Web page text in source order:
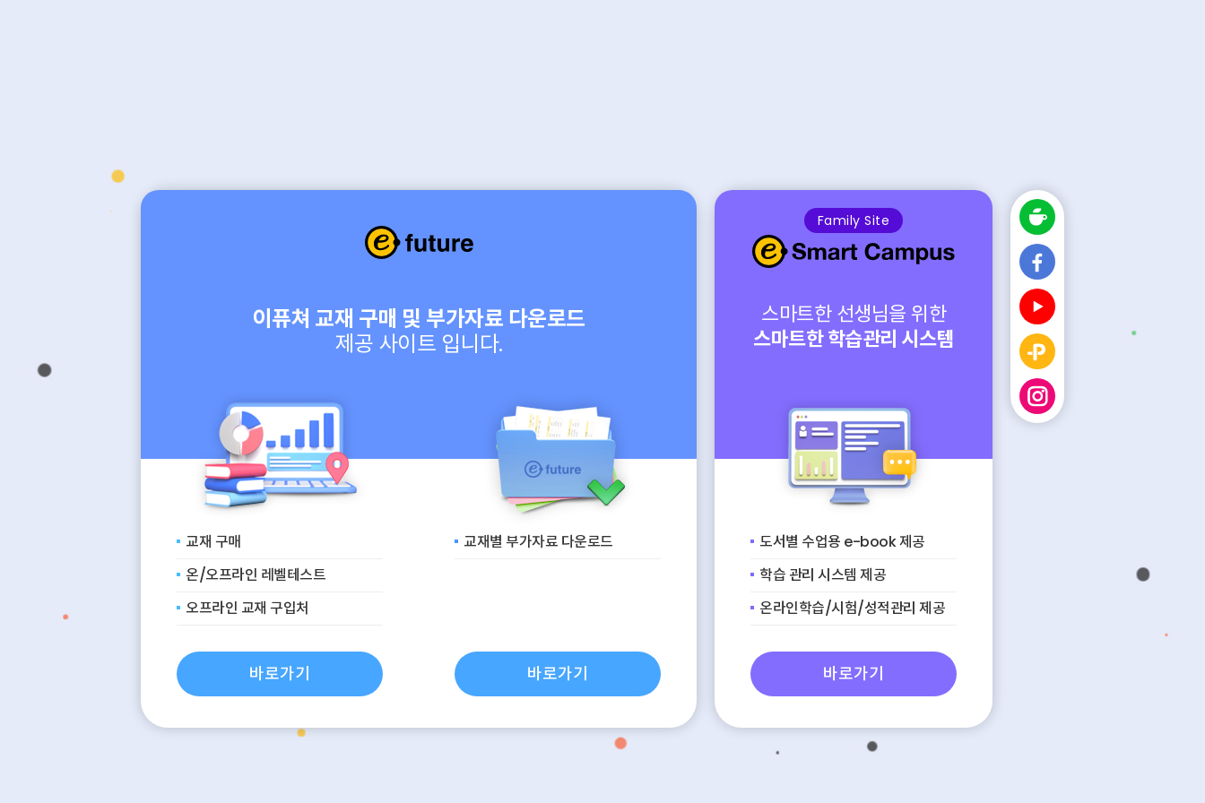
이퓨쳐 교재 구매 및 부가자료 다운로드
제공 사이트 입니다.
교재 구매
온/오프라인 레벨테스트
오프라인 교재 구입처
바로가기
교재별 부가자료 다운로드
바로가기
Family Site
스마트한 선생님을 위한
스마트한 학습관리 시스템
도서별 수업용 e-book 제공
학습 관리 시스템 제공
온라인학습/시험/성적관리 제공
바로가기